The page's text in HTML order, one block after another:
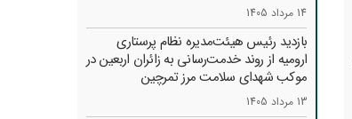
14 مرداد 1405
بازدید رئیس هیئت‌مدیره نظام پرستاری
ارومیه از روند خدمت‌رسانی به زائران اربعین در
موکب شهدای سلامت مرز تمرچین
13 مرداد 1405